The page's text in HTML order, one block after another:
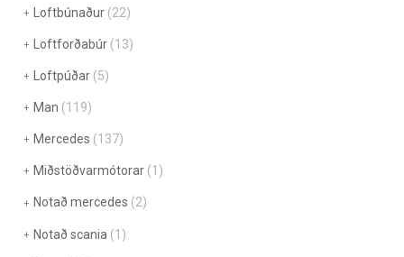
Loftbúnaður (22)
Loftforðabúr (13)
Loftpúðar (5)
Man (119)
Mercedes (137)
Miðstöðvarmótorar (1)
Notað mercedes (2)
Notað scania (1)